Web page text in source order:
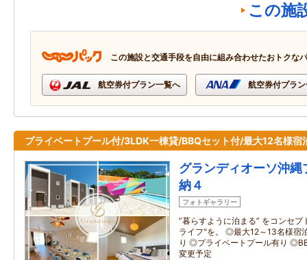
この施
この施設と交通手段を自由に組み合わせたおトクな
航空券付プラン一覧へ 航空券付プラ
プライベートプール付/3LDK一棟貸/BBQセット付/最大12名様宿
グランディオーソ沖
納４
フォトギャラリー
”暮らすように泊まる” をコンセ
ライフ"を。 ◎最大12～13名様宿
り ◎プライベートプール有り
変更予定